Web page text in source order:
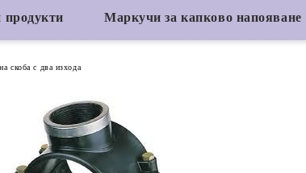
продукти Маркучи за капково напояване
скоба с два изхода